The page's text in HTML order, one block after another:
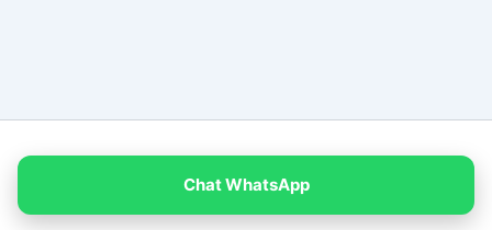
Chat WhatsApp